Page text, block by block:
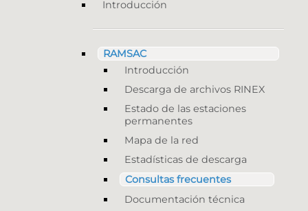
Introducción
RAMSAC
Introducción
Descarga de archivos RINEX
Estado de las estaciones
permanentes
Mapa de la red
Estadísticas de descarga
Consultas frecuentes
Documentación técnica